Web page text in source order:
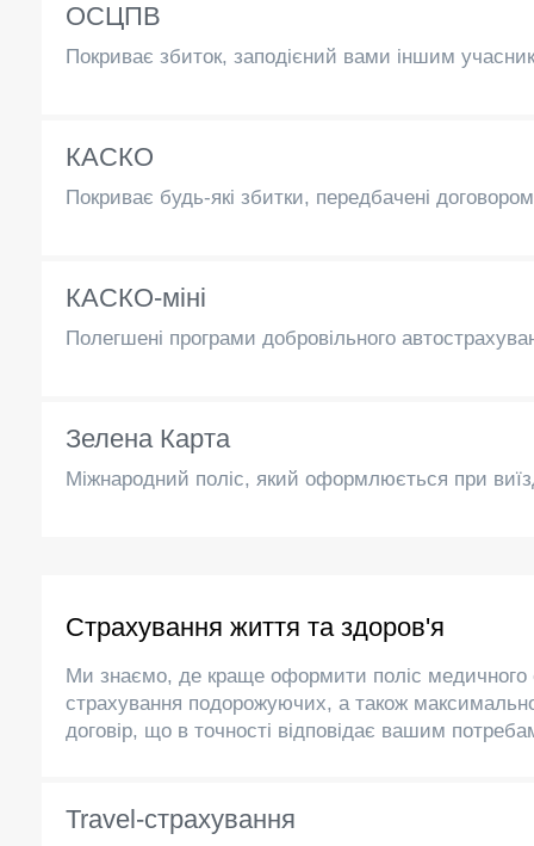
ОСЦПВ
Покриває збиток, заподієний вами іншим
КАСКО
Покриває будь-які збитки, передбачені
КАСКО-міні
Полегшені програми добровільного
Зелена Карта
Міжнародний поліс, який оформлюється при
Страхування життя та здоров'я
Ми знаємо, де краще оформити поліс медичного
страхування подорожуючих, а також
договір, що в точності відповідає вашим
Travel-страхування